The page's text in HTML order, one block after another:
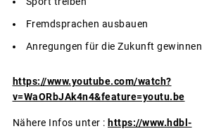
Fremdsprachen ausbauen
Anregungen für die Zukunft gewinnen
https://www.youtube.com/watch?
v=WaORbJAk4n4&feature=youtu.be
Nähere Infos unter : https://www.hdbl-